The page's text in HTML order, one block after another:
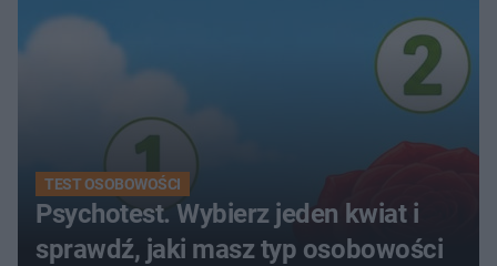
TEST OSOBOWOŚCI
Psychotest. Wybierz jeden kwiat i
sprawdź, jaki masz typ osobowości